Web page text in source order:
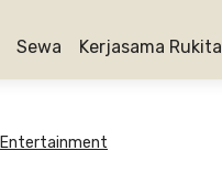
Sewa Kerjasama Rukita
Entertainment